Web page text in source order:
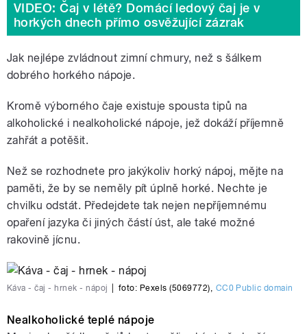
VIDEO: Čaj v létě? Domácí ledový čaj je v
horkých dnech přímo osvěžující zázrak
Jak nejlépe zvládnout zimní chmury, než s šálkem
dobrého horkého nápoje.
Kromě výborného čaje existuje spousta tipů na
alkoholické i nealkoholické nápoje, jež dokáží příjemně
zahřát a potěšit.
Než se rozhodnete pro jakýkoliv horký nápoj, mějte na
paměti, že by se neměly pít úplně horké. Nechte je
chvilku odstát. Předejdete tak nejen nepříjemnému
opaření jazyka či jiných částí úst, ale také možné
rakovině jícnu.
Káva - čaj - hrnek - nápoj foto: Pexels (5069772), CC0 Public domain
Nealkoholické teplé nápoje